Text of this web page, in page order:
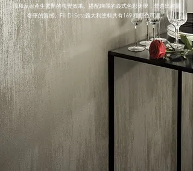
澤和反射產生驚艷的視覺效果。搭配絢麗的義式色彩美學，營造出絢麗
奢華的質感。Fili Di Seta義大利塗料共有169 種顏色可選。